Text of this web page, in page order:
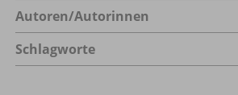
Autoren/Autorinnen
Schlagworte